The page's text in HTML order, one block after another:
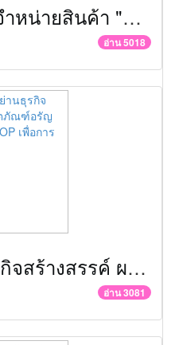
มหกรรมแสดงและจำหน่ายสินค้า "มหัศจรรย์ สินค้าภาคกลางและตะวันออก"
อ่าน 5018
พิธีเปิดงาน "ย่านธุรกิจสร้างสรรค์ ผลิตภัณฑ์อรัญญิก หมู่บ้าน OTOP เพื่อการท่องเที่ยว"
อ่าน 3081